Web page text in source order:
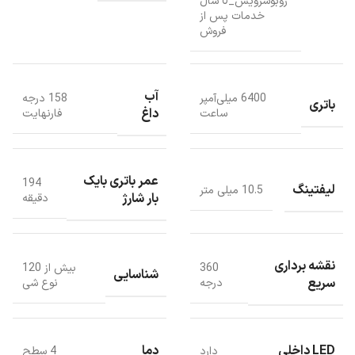
خدمات پس از
فروش
باتری
6400 میلی‌آمپر
ساعت
آب
داغ
158 درجه
فارنهایت
لیفتینگ 10.5 میلی متر
عمر باتری بایک
بار شارژ
194
دقیقه
نقشه برداری
سریع
360
درجه
شناسایی
بیش از 120
نوع شی